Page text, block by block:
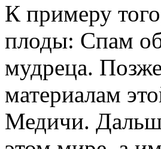
К примеру
плоды: Спам
мудреца.
материалам
Медичи.